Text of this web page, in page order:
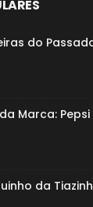
do
Marca: Pepsi
da